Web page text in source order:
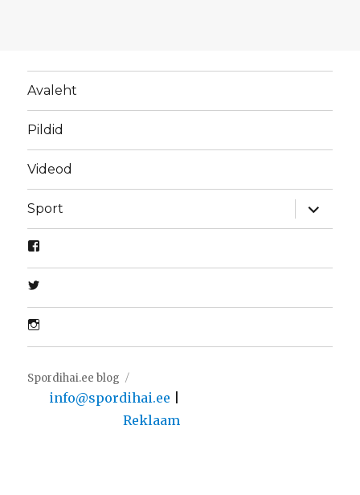
Avaleht
Pildid
Videod
Sport
laienda
Spordihai.ee blog
info@spordihai.ee
Reklaam